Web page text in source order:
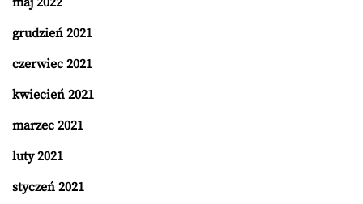
grudzień 2021
czerwiec 2021
kwiecień 2021
marzec 2021
luty 2021
styczeń 2021